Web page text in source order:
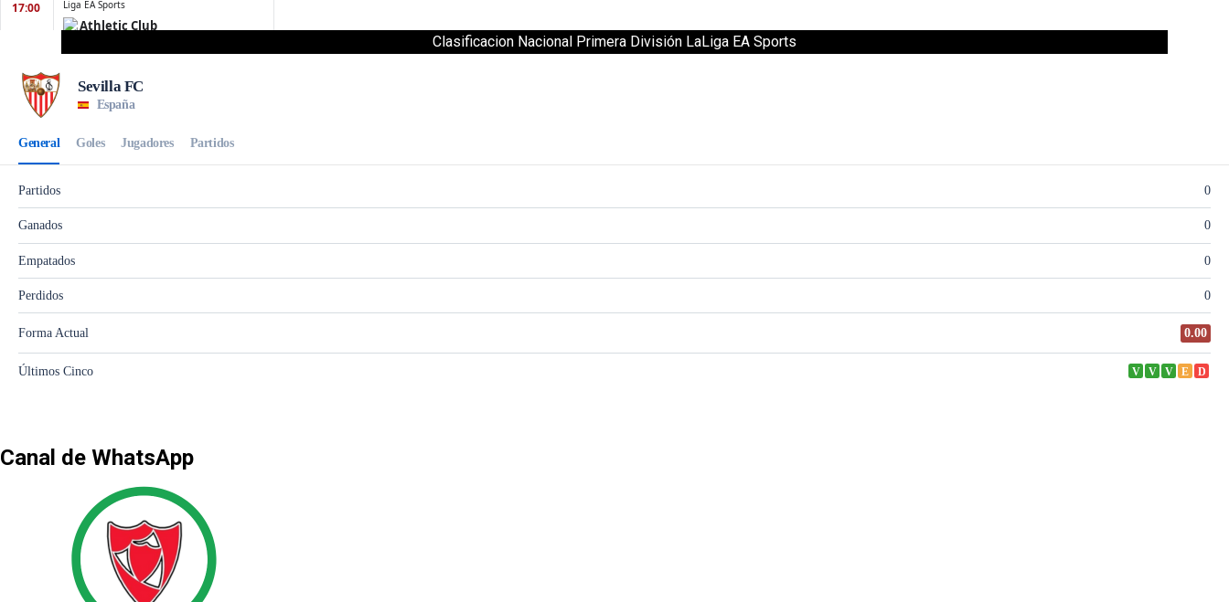
Clasificacion Nacional Primera División LaLiga EA Sports
Canal de WhatsApp